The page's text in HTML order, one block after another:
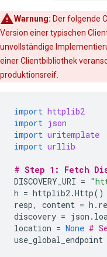
Warnung: Der folgende
Version einer typischen
unvollständige
einer Clientbibliothek
produktionsreif.
import httplib2
import json
import uritemplate
import urllib
# Step 1: Fetch
DISCOVERY_URI =
h = httplib2.Http()
resp, content = h .
discovery = json .
location = None #
use_global_endpoint